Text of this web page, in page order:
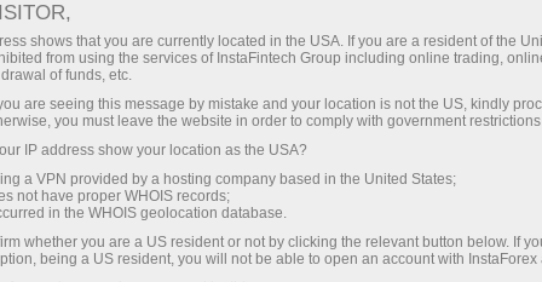
Экономика России
Следите за последними событиями в области
современной российской экономики вместе с
ИнстаФорекс, и вы всегда будете в курсе
актуальных проблем, значимых тенденций
финансово-экономической деятельности
страны и как изменится курс доллара к рублю
shows that you are currently located in the USA. If you are a resident of the
from using the services of InstaFintech Group including online trading,
of funds, etc.
are seeing this message by mistake and your location is not the US, kindly
you must leave the website in order to comply with government
IP address show your location as the USA?
a VPN provided by a hosting company based in the United States;
not have proper WHOIS records;
in the WHOIS geolocation database.
whether you are a US resident or not by clicking the relevant button below. If
being a US resident, you will not be able to open an account with InstaForex